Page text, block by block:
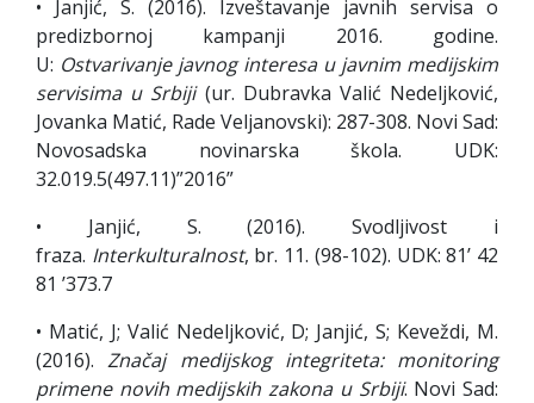
• Janjić, S. (2016). Izveštavanje javnih servisa o
predizbornoj kampanji 2016. godine.
U: Ostvarivanje javnog interesa u javnim medijskim
servisima u Srbiji(ur. Dubravka Valić Nedeljković,
Jovanka Matić, Rade Veljanovski): 287-308. Novi Sad:
Novosadska novinarska škola. UDK:
32.019.5(497.11)”2016”
• Janjić, S. (2016). Svodljivost i
fraza. Interkulturalnost, br. 11. (98-102). UDK: 81’ 42
81 ’373.7
• Matić, J; Valić Nedeljković, D; Janjić, S; Keveždi, M.
(2016).Značaj medijskog integriteta: monitoring
primene novih medijskih zakona u Srbiji. Novi Sad: